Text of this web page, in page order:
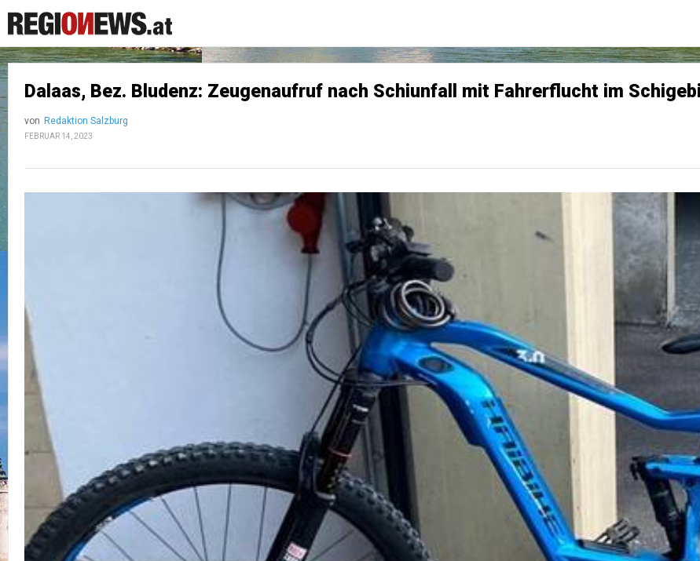
Dalaas, Bez. Bludenz: Zeugenaufruf nach Schiunfall mit Fahrerflucht im
von Redaktion Salzburg
FEBRUAR 14, 2023